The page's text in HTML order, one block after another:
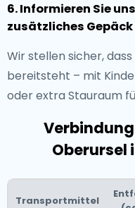
6. Informieren Sie
zusätzliches Gepäck
Wir stellen sicher,
bereitsteht – mit
oder extra Stauraum
Oberursel
Transportmittel